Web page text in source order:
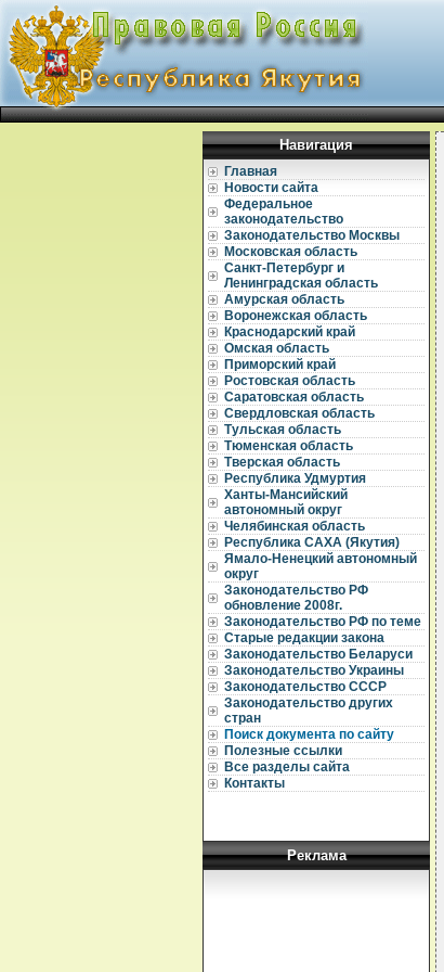
Навигация
Главная
Новости сайта
Федеральное
законодательство
Законодательство Москвы
Московская область
Санкт-Петербург и
Ленинградская область
Амурская область
Воронежская область
Краснодарский край
Омская область
Приморский край
Ростовская область
Саратовская область
Свердловская область
Тульская область
Тюменская область
Тверская область
Республика Удмуртия
Ханты-Мансийский
автономный округ
Челябинская область
Республика САХА (Якутия)
Ямало-Ненецкий автономный
округ
Законодательство РФ
обновление 2008г.
Законодательство РФ по теме
Старые редакции закона
Законодательство Беларуси
Законодательство Украины
Законодательство СССР
Законодательство других
стран
Поиск документа по сайту
Полезные ссылки
Все разделы сайта
Контакты
Реклама